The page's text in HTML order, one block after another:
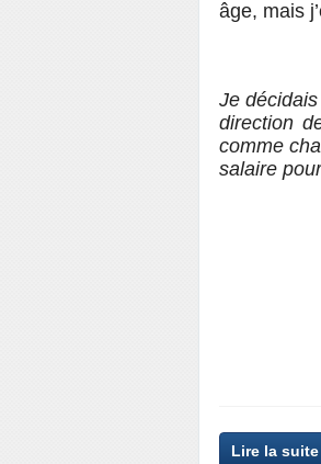
âge, mais
Je
direction
comme
salaire
Lire la suite